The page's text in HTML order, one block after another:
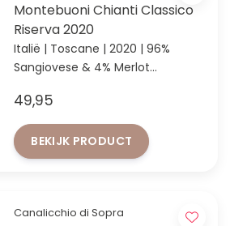
Montebuoni Chianti Classico
Riserva 2020
Italië | Toscane | 2020 | 96%
Sangiovese & 4% Merlot
topdomein Castello di Ama
49,95
BEKIJK PRODUCT
Canalicchio di Sopra